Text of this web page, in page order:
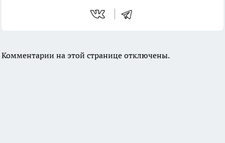
Комментарии на этой странице отключены.